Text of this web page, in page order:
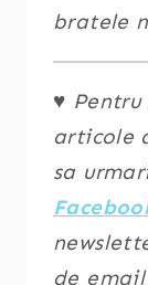
bratele
♥
articole
sa
de